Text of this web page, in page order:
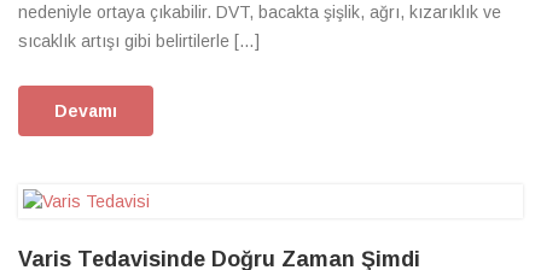
nedeniyle ortaya çıkabilir. DVT, bacakta şişlik, ağrı, kızarıklık ve
sıcaklık artışı gibi belirtilerle […]
Devamı
Varis Tedavisinde Doğru Zaman Şimdi